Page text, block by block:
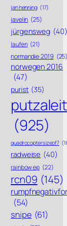
jan henning (17)
javelin (25)
jürgensweg (40)
laufen (21)
normandie 2019
norwegen 2016
(47)
purist (35)
putzaleit
(925)
quadrocoptersizeof7
radweise (40)
rainbow ep (22)
rcn09 (145)
(54)
snipe (61)